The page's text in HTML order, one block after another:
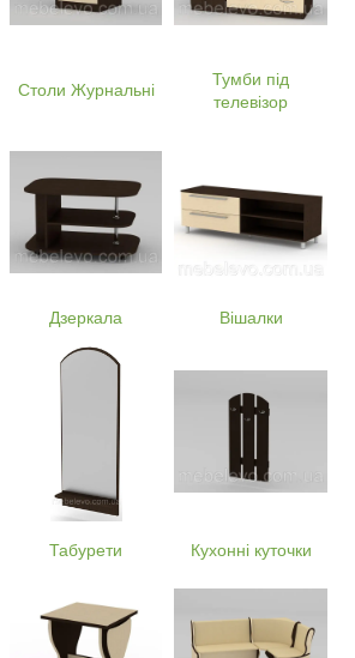
Столи Журнальні
Тумби під
телевізор
Дзеркала Вішалки
Табурети Кухонні куточки